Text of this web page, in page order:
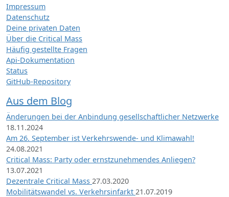
Impressum
Datenschutz
Deine privaten Daten
Über die Critical Mass
Häufig gestellte Fragen
Api-Dokumentation
Status
GitHub-Repository
Aus dem Blog
Änderungen bei der Anbindung gesellschaftlicher Netzwerke
18.11.2024
Am 26. September ist Verkehrswende- und Klimawahl!
24.08.2021
Critical Mass: Party oder ernstzunehmendes Anliegen?
13.07.2021
Dezentrale Critical Mass 27.03.2020
Mobilitätswandel vs. Verkehrsinfarkt 21.07.2019